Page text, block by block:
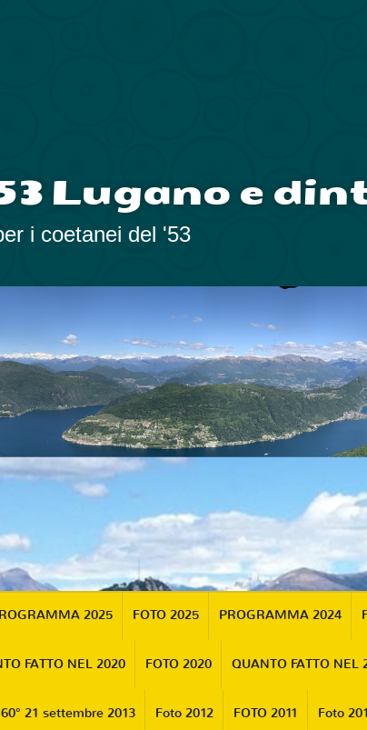
Lugano e
i coetanei del '53
2025 FOTO 2025 PROGRAMMA 2024
FATTO NEL 2020 FOTO 2020 QUANTO FATTO NEL
60° 21 settembre 2013 Foto 2012 FOTO 2011 Foto